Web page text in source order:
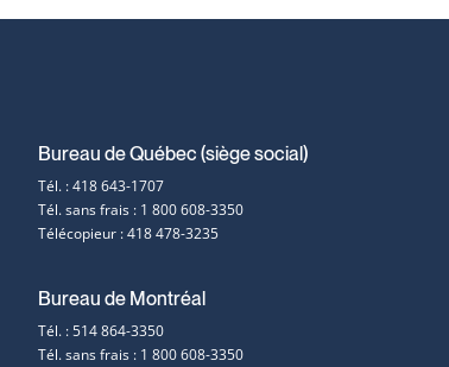
Coordonnées
et
contact
Bureau de Québec (siège social)
Tél. : 418 643-1707
Tél. sans frais : 1 800 608-3350
Télécopieur : 418 478-3235
Bureau de Montréal
Tél. : 514 864-3350
Tél. sans frais : 1 800 608-3350